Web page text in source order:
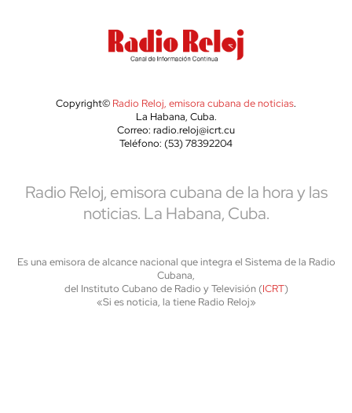
Copyright© Radio Reloj, emisora cubana de noticias.
La Habana, Cuba.
Correo: radio.reloj@icrt.cu
Teléfono: (53) 78392204
Radio Reloj, emisora cubana de la hora y las
noticias. La Habana, Cuba.
Es una emisora de alcance nacional que integra el Sistema de la Radio
Cubana,
del Instituto Cubano de Radio y Televisión (ICRT)
«Si es noticia, la tiene Radio Reloj»